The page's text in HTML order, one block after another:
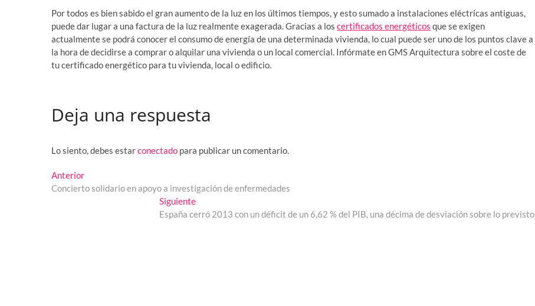
Por todos es bien sabido el gran aumento de la luz en los últimos tiempos, y esto sumado a instalaciones eléctricas antiguas,
puede dar lugar a una factura de la luz realmente exagerada. Gracias a los certificados energéticos que se exigen
actualmente se podrá conocer el consumo de energía de una determinada vivienda, lo cual puede ser uno de los puntos clave a
la hora de decidirse a comprar o alquilar una vivienda o un local comercial. Infórmate en GMS Arquitectura sobre el coste de
tu certificado energético para tu vivienda, local o edificio.
Deja una respuesta
Lo siento, debes estarconectado para publicar un comentario.
Navegación
de
AnteriorEntrada
anterior:
Concierto solidario en apoyo a investigación de enfermedades
SiguienteEntrada
siguiente:
España cerró 2013 con un déficit de un 6,62 % del PIB, una décima de desviación sobre lo previsto